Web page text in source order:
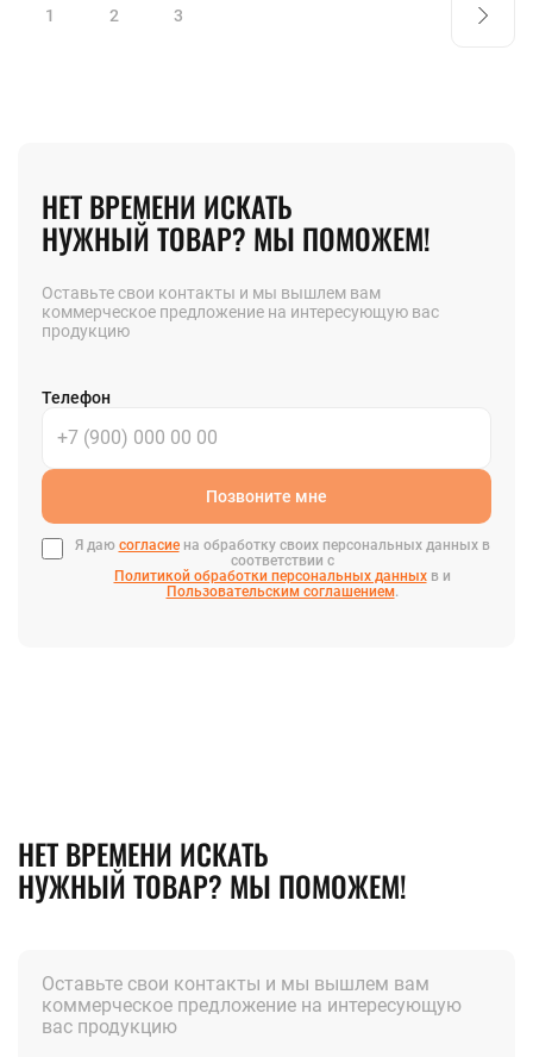
1 2 3
НЕТ ВРЕМЕНИ ИСКАТЬ
НУЖНЫЙ ТОВАР? МЫ ПОМОЖЕМ!
Оставьте свои контакты и мы вышлем вам
коммерческое предложение на интересующую вас
продукцию
Телефон
Позвоните мне
Я даю согласиена обработку своих персональных данных в
соответствии с
Политикой обработки персональных данныхв и
Пользовательским соглашением.
НЕТ ВРЕМЕНИ ИСКАТЬ
НУЖНЫЙ ТОВАР? МЫ ПОМОЖЕМ!
Оставьте свои контакты и мы вышлем вам
коммерческое предложение на интересующую
вас продукцию